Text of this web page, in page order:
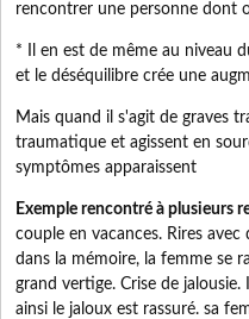
rencontrer une personne dont
* Il en est de même au niveau
et le déséquilibre crée une
Mais quand il s'agit de graves
traumatique et agissent en
symptômes apparaissent
Exemple rencontré à plusieurs
couple en vacances. Rires
dans la mémoire, la femme se
grand vertige. Crise de
ainsi le jaloux est rassuré. sa